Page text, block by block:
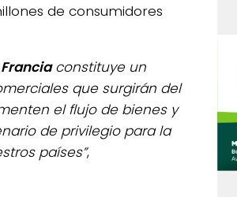
de consumidores
Franciaconstituye un
que surgirán del
el flujo de bienes y
de privilegio para la
países”,